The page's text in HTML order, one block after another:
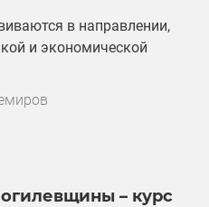
в направлении,
и экономической
– курс